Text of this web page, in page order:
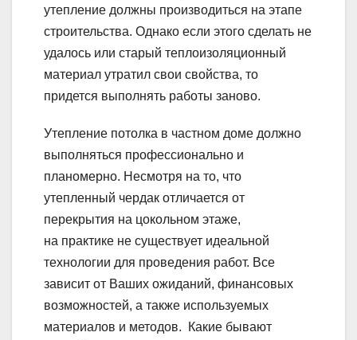
утепление должны производиться на этапе
строительства. Однако если этого сделать не
удалось или старый теплоизоляционный
материал утратил свои свойства, то
придется выполнять работы заново.
Утепление потолка в частном доме должно
выполняться профессионально и
планомерно. Несмотря на то, что
утепленный чердак отличается от
перекрытия на цокольном этаже,
на практике не существует идеальной
технологии для проведения работ. Все
зависит от Ваших ожиданий, финансовых
возможностей, а также используемых
материалов и методов. Какие бывают